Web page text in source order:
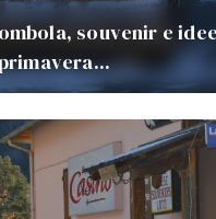
souvenir e